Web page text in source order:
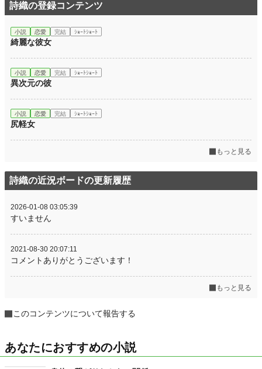
詩織の登録コンテンツ
小説 恋愛 完結 ｼｮｰﾄｼｮｰﾄ
綺麗な彼女
小説 恋愛 完結 ｼｮｰﾄｼｮｰﾄ
異次元の彼
小説 恋愛 完結 ｼｮｰﾄｼｮｰﾄ
尻軽女
もっと見る
詩織の近況ボードの更新履歴
2026-01-08 03:05:39
すいません
2021-08-30 20:07:11
コメントありがとうございます！
もっと見る
このコンテンツについて報告する
あなたにおすすめの小説